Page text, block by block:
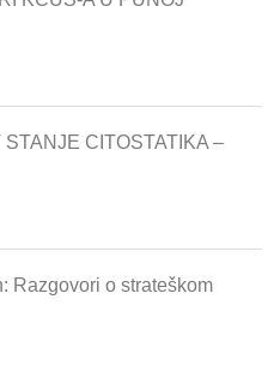
STANJE CITOSTATIKA –
Razgovori o strateškom